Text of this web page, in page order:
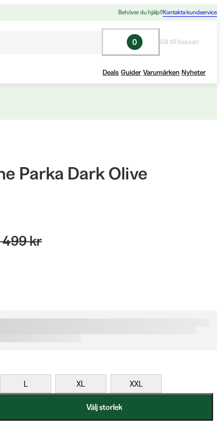
Behöver du hjälp?Kontakta kundservice
0 Gå till kassan
Deals Guider Varumärken Nyheter
Parka Dark Olive
499 kr
L XL XXL
Välj storlek